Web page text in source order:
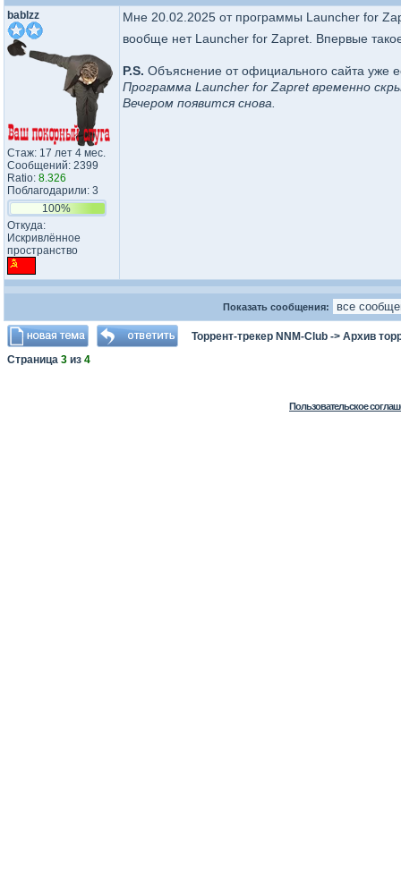
bablzz
Стаж: 17 лет 4 мес.
Сообщений: 2399
Ratio: 8.326
Поблагодарили: 3
100%
Откуда:
Искривлённое
пространство
Мне 20.02.2025 от программы Launcher for
вообще нет Launcher for Zapret. Впервые
P.S. Объяснение от официального сайта уже
Программа Launcher for Zapret временно
Вечером появится снова.
Показать сообщения:
Торрент-трекер NNM-Club -> Архив
Страница 3 из 4
Пользовательское